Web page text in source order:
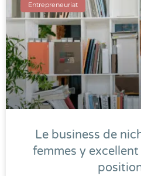
Entrepreneuriat
Le business de
femmes y excellent